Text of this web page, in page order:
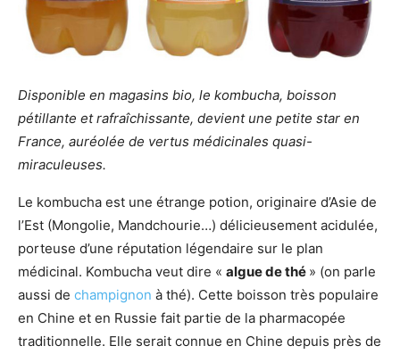
Disponible en magasins bio, le kombucha, boisson
pétillante et rafraîchissante, devient une petite star en
France, auréolée de vertus médicinales quasi-
miraculeuses.
Le kombucha est une étrange potion, originaire d’Asie de
l’Est (Mongolie, Mandchourie…) délicieusement acidulée,
porteuse d’une réputation légendaire sur le plan
médicinal. Kombucha veut dire « algue de thé » (on parle
aussi de champignon à thé). Cette boisson très populaire
en Chine et en Russie fait partie de la pharmacopée
traditionnelle. Elle serait connue en Chine depuis près de